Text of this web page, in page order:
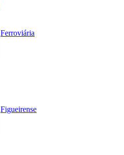
Ferroviária
Figueirense